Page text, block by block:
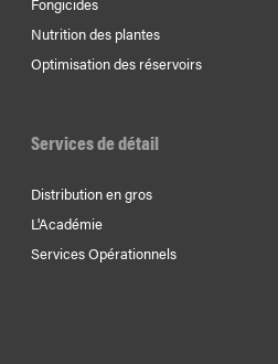
Nutrition des plantes
Optimisation des réservoirs
Services de détail
Distribution en gros
L'Académie
Services Opérationnels